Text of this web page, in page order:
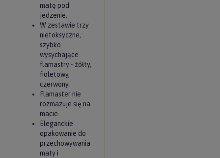
matę pod
jedzenie.
W zestawie trzy
nietoksyczne,
szybko
wysychające
flamastry - żółty,
fioletowy,
czerwony.
Flamaster nie
rozmazuje się na
macie.
Eleganckie
opakowanie do
przechowywania
maty i